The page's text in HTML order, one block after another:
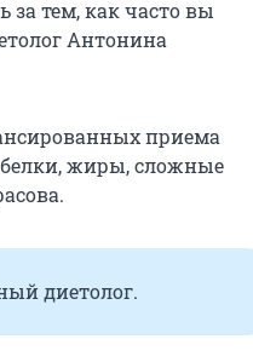
за тем, как часто вы
Антонина
приема
жиры, сложные
диетолог.